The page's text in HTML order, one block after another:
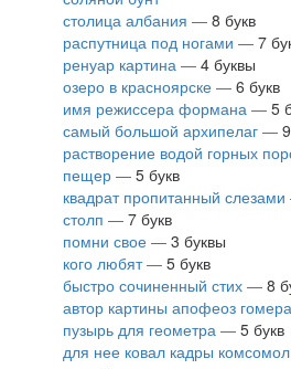
столица албания — 8 букв
распутница под ногами — 7
ренуар картина — 4 буквы
озеро в красноярске — 6 букв
имя режиссера формана — 5
самый большой архипелаг —
растворение водой горных
пещер — 5 букв
квадрат пропитанный
столп — 7 букв
помни свое — 3 буквы
кого любят — 5 букв
быстро сочиненный стих — 8
автор картины апофеоз гомера
пузырь для геометра — 5 букв
для нее ковал кадры комсомол